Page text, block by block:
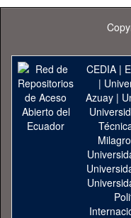
CEDIA|
|
Azuay|
Milagro